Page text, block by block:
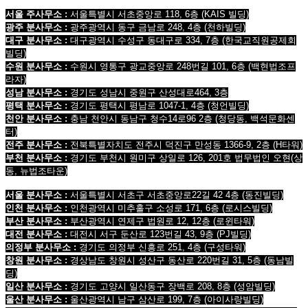
서울 주사무소 : 서울특별시 서초중앙로 118, 6층 (KAIS 빌딩)
광주 분사무소 : 광주광역시 동구 금남로 248, 4층 (천하빌딩)
대구 분사무소 : 대구광역시 수성구 동대구로 334, 7층 (한국교직원공제회
빌딩)
수원 분사무소 : 수원시 영통구 광교중앙로 248번길 101, 6층 (백현법조프
라자)
성남 분사무소 : 경기도 성남시 중원구 산성대로464, 3층
평택 분사무소 : 경기도 평택시 평남로 1047-1, 4층 (청언빌딩)
천안 분사무소 : 충남 천안시 동남구 청수14로96 2층 (청당동, 백석문화센
터)
전주 분사무소 : 전북특별자치도 전주시 덕진구 만성동 1366-9, 2층 (H타워)
부천 분사무소 : 경기도 부천시 원미구 상일로 126, 201호 법무법인 오현(상
동, 뉴법조타운)
서울 분사무소 : 서울특별시 서초구 서초중앙로22길 42 4층 (동진빌딩)
인천 분사무소 : 인천광역시 미추홀구 소성로 171, 6층 (로시스빌딩)
부산 분사무소 : 부산광역시 연제구 법원로 12, 12층 (로윈타워)
대전 분사무소 : 대전시 서구 둔산로 123번길 43, 9층 (PJ빌딩)
의정부 분사무소 : 경기도 의정부 신흥로 251, 4층 (구성타워)
창원 분사무소 : 경상남도 창원시 성산구 동산로 220번길 31, 5층 (동남빌
딩)
일산 분사무소 : 경기도 고양시 일산동구 장백로 208, 8층 (성암빌딩)
울산 분사무소 : 울산광역시 남구 삼산로 199, 7층 (아이사랑빌딩)